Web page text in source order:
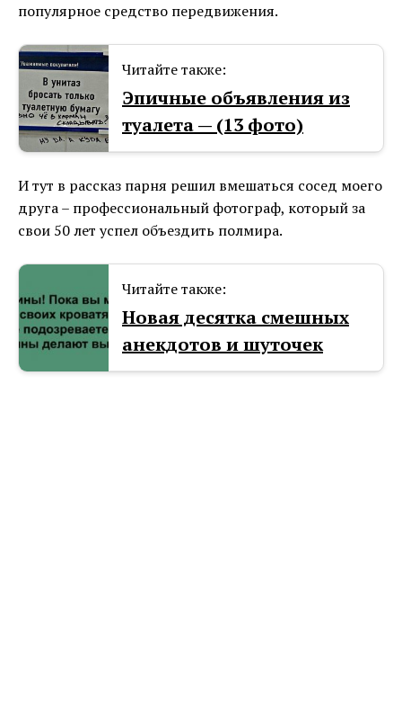
популярное средство передвижения.
Читайте также:
Эпичные объявления из
туалета — (13 фото)
И тут в рассказ парня решил вмешаться сосед моего
друга – профессиональный фотограф, который за
свои 50 лет успел объездить полмира.
Читайте также:
Новая десятка смешных
анекдотов и шуточек